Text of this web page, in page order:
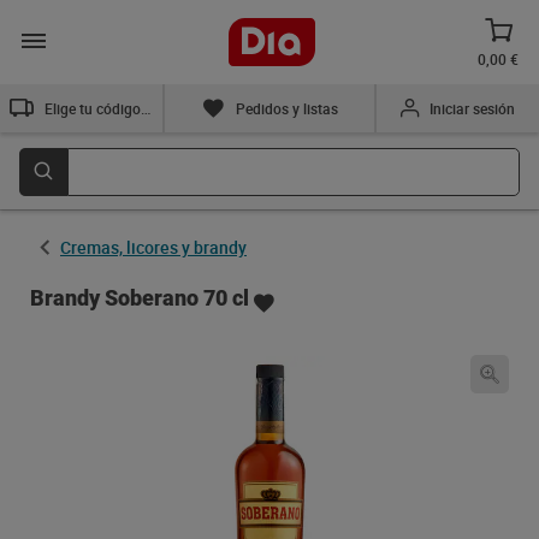
0,00 €
Pedidos y listas Iniciar sesión
Cremas, licores y brandy
Brandy Soberano 70 cl